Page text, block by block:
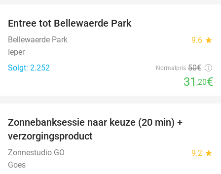
Entree tot Bellewaerde Park
Bellewaerde Park 9.6 star
Ieper
Solgt: 2.252
Normalpris 50€
31 ,20€
Zonnebanksessie naar keuze (20 min) +
verzorgingsproduct
Zonnestudio GO 9.2 star
Goes